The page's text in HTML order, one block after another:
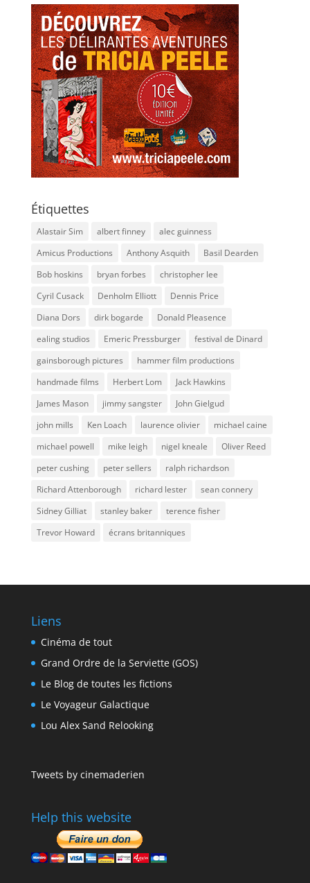
Étiquettes
Alastair Sim albert finney
alec guinness
Amicus Productions
Anthony Asquith
Basil Dearden
Bob hoskins
bryan forbes
christopher lee
Cyril Cusack
Denholm Elliott
Dennis Price
Diana Dors
dirk bogarde
Donald Pleasence
ealing studios
Emeric Pressburger
festival de Dinard
gainsborough pictures
hammer film productions
handmade films
Herbert Lom
Jack Hawkins
James Mason
jimmy sangster
John Gielgud
john mills
Ken Loach laurence olivier
michael caine
michael powell
mike leigh nigel kneale
Oliver Reed
peter cushing
peter sellers
ralph richardson
Richard Attenborough
richard lester
sean connery
Sidney Gilliat
stanley baker
terence fisher
Trevor Howard
écrans britanniques
Liens
Cinéma de tout
Grand Ordre de la Serviette (GOS)
Le Blog de toutes les fictions
Le Voyageur Galactique
Lou Alex Sand Relooking
Tweets by cinemaderien
Help this website